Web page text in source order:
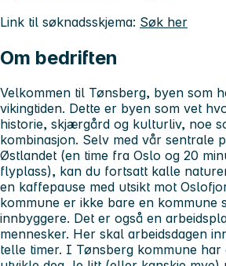
Link til søknadsskjema: Søk her
Om bedriften
Velkommen til Tønsberg, byen som
vikingtiden. Dette er byen som vet
historie, skjærgård og kulturliv, noe
kombinasjon. Selv med vår sentrale
Østlandet (en time fra Oslo og 20
flyplass), kan du fortsatt kalle
en kaffepause med utsikt mot
kommune er ikke bare en kommune
innbyggere. Det er også en
mennesker. Her skal arbeidsdagen
telle timer. I Tønsberg kommune har